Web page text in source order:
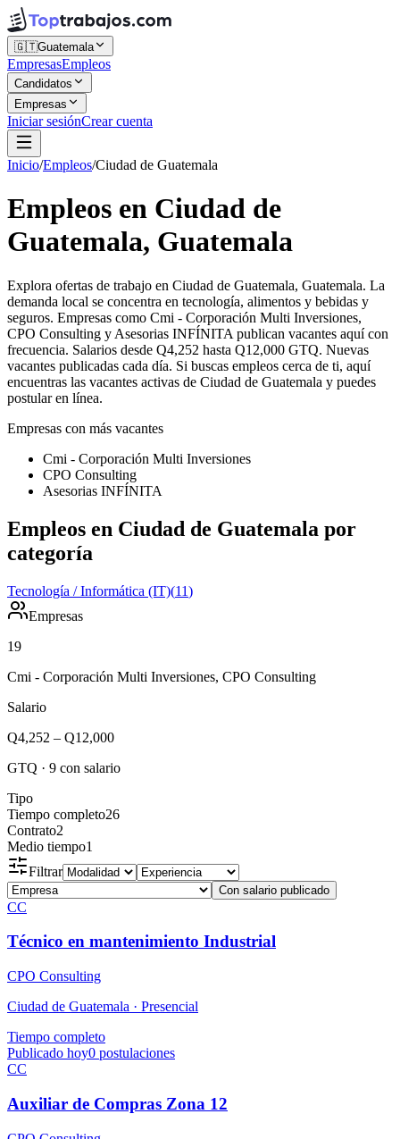
🇬🇹Guatemala
EmpresasEmpleos
Candidatos
Empresas
Iniciar sesiónCrear cuenta
Inicio/Empleos/Ciudad de Guatemala
Empleos en Ciudad de
Guatemala, Guatemala
Explora ofertas de trabajo en Ciudad de Guatemala, Guatemala. La
demanda local se concentra en tecnología, alimentos y bebidas y
seguros. Empresas como Cmi - Corporación Multi Inversiones,
CPO Consulting y Asesorias INFÍNITA publican vacantes aquí con
frecuencia. Salarios desde Q4,252 hasta Q12,000 GTQ. Nuevas
vacantes publicadas cada día. Si buscas empleos cerca de ti, aquí
encuentras las vacantes activas de Ciudad de Guatemala y puedes
postular en línea.
Empresas con más vacantes
Cmi - Corporación Multi Inversiones
CPO Consulting
Asesorias INFÍNITA
Empleos en Ciudad de Guatemala por
categoría
Tecnología / Informática (IT)(11)
Empresas
19
Cmi - Corporación Multi Inversiones, CPO Consulting
Salario
Q4,252 – Q12,000
GTQ · 9 con salario
Tipo
Tiempo completo26
Contrato2
Medio tiempo1
Filtrar
Con salario publicado
CC
Técnico en mantenimiento Industrial
CPO Consulting
Ciudad de Guatemala · Presencial
Tiempo completo
Publicado hoy0 postulaciones
CC
Auxiliar de Compras Zona 12